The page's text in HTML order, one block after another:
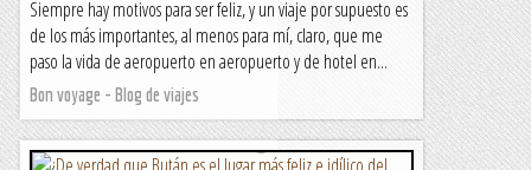
Siempre hay motivos para ser feliz, y un viaje por supuesto es
de los más importantes, al menos para mí, claro, que me
paso la vida de aeropuerto en aeropuerto y de hotel en...
Bon voyage - Blog de viajes